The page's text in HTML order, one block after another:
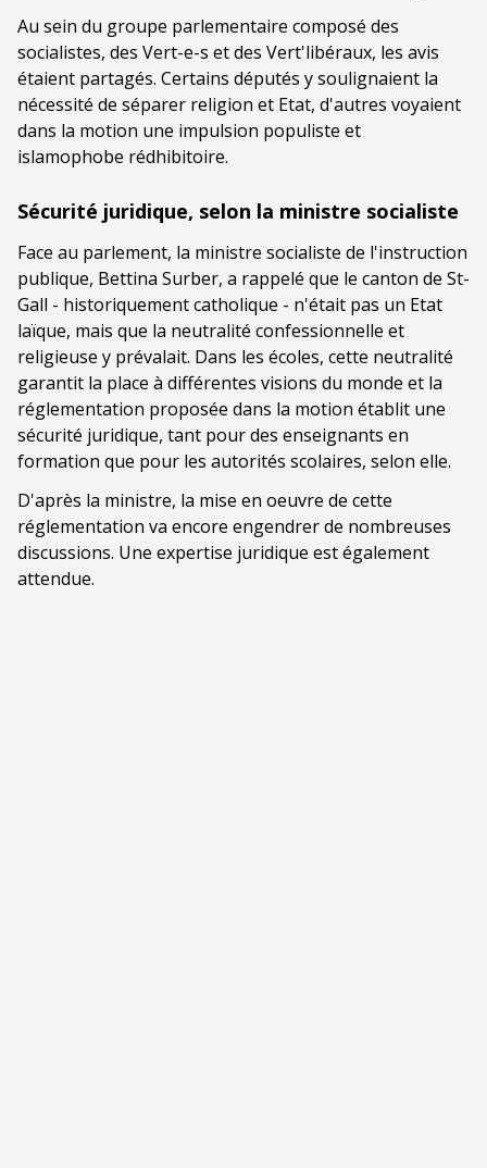
Au sein du groupe parlementaire composé des
socialistes, des Vert-e-s et des Vert'libéraux, les avis
étaient partagés. Certains députés y soulignaient la
nécessité de séparer religion et Etat, d'autres voyaient
dans la motion une impulsion populiste et
islamophobe rédhibitoire.
Sécurité juridique, selon la ministre socialiste
Face au parlement, la ministre socialiste de l'instruction
publique, Bettina Surber, a rappelé que le canton de St-
Gall - historiquement catholique - n'était pas un Etat
laïque, mais que la neutralité confessionnelle et
religieuse y prévalait. Dans les écoles, cette neutralité
garantit la place à différentes visions du monde et la
réglementation proposée dans la motion établit une
sécurité juridique, tant pour des enseignants en
formation que pour les autorités scolaires, selon elle.
D'après la ministre, la mise en oeuvre de cette
réglementation va encore engendrer de nombreuses
discussions. Une expertise juridique est également
attendue.